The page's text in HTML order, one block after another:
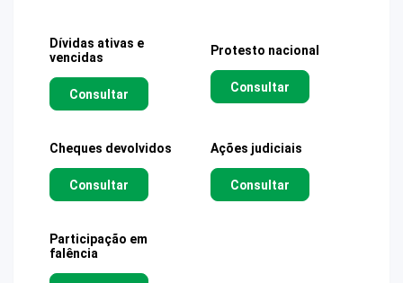
Dívidas ativas e
vencidas
Consultar
Protesto nacional
Consultar
Cheques devolvidos
Consultar
Ações judiciais
Consultar
Participação em
falência